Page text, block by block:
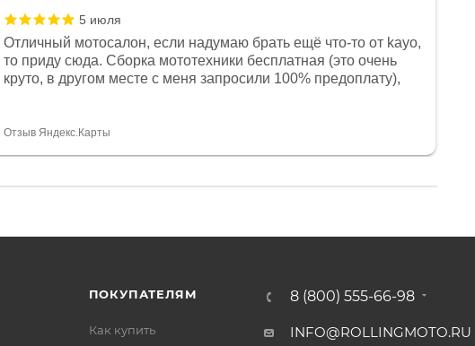
5 июля
Отличный мотосалон, если надумаю брать ещё что-то от kayo,
то приду сюда. Сборка мототехники бесплатная (это очень
круто, в другом месте с меня запросили 100% предоплату),
спасибо отдельное, всегда на связи, очень детально всё
Отзыв Яндекс.Карты
ПОКУПАТЕЛЯМ
Как купить
8 (800) 555-66-98
INFO@ROLLINGMOTO.RU